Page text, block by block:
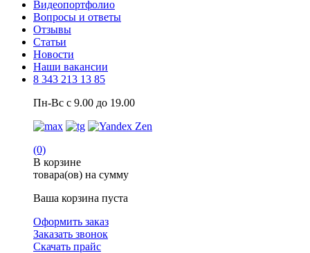
Видеопортфолио
Вопросы и ответы
Отзывы
Статьи
Новости
Наши вакансии
8 343 213 13 85
Пн-Вс с 9.00 до 19.00
(0)
В корзине
товара(ов) на сумму
Ваша корзина пуста
Оформить заказ
Заказать звонок
Скачать прайс